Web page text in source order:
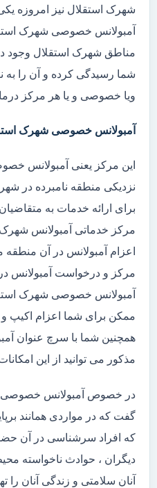
شهرک استقلال نیز امروزه
آمبولانس خصوصی شهرک
مناطق شهرک استقلال وجود
شما رسیدگی کرده و آن را به
ویا خصوصی و یا هر مرکز
آمبولانس خصوصی شهرک
این مرکز یعنی آمبولانس
نزدیکی منطقه نامبرده در
برای ارائه خدمات به
مرکز خدماتی آمبولانس شهرک
اعزام آمبولانس در آن
مرکز و درخواست آمبولانس
آمبولانس خصوصی شهرک
ممکن برای شما اعزام اکیپ
همچنین شما با سرچ عنوان
مذکور می توانید از این
در خصوص آمبولانس خصوصی
گفت که در مواردی همانند
که افراد سرشناسی در آن
دیگران ، حوادث ناخواسته
آنان سلامتی و زندگی آنان را